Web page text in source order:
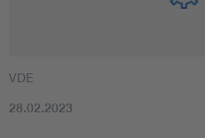
VDE
28.02.2023